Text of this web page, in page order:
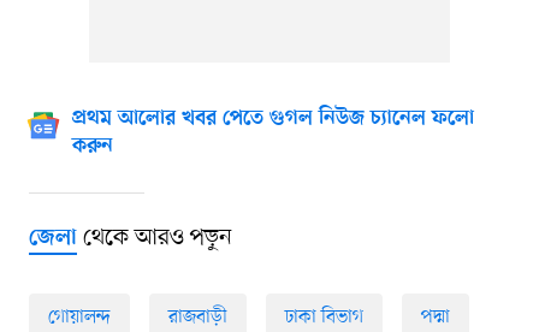
প্রথম আলোর খবর পেতে গুগল নিউজ চ্যানেল ফলো
করুন
জেলাথেকে আরও পড়ুন
গোয়ালন্দ রাজবাড়ী ঢাকা বিভাগ পদ্মা